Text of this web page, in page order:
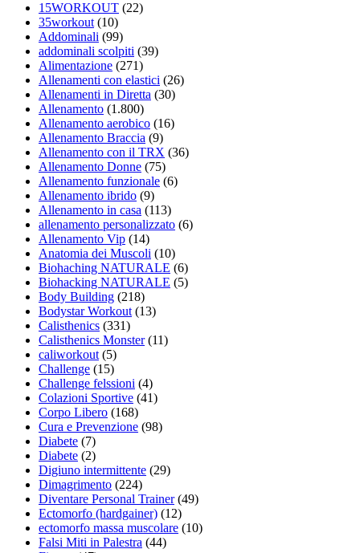
15WORKOUT (22)
35workout (10)
Addominali (99)
addominali scolpiti (39)
Alimentazione (271)
Allenamenti con elastici (26)
Allenamenti in Diretta (30)
Allenamento (1.800)
Allenamento aerobico (16)
Allenamento Braccia (9)
Allenamento con il TRX (36)
Allenamento Donne (75)
Allenamento funzionale (6)
Allenamento ibrido (9)
Allenamento in casa (113)
allenamento personalizzato (6)
Allenamento Vip (14)
Anatomia dei Muscoli (10)
Biohaching NATURALE (6)
Biohacking NATURALE (5)
Body Building (218)
Bodystar Workout (13)
Calisthenics (331)
Calisthenics Monster(11)
caliworkout (5)
Challenge (15)
Challenge felssioni (4)
Colazioni Sportive (41)
Corpo Libero (168)
Cura e Prevenzione (98)
Diabete (7)
Diabete (2)
Digiuno intermittente (29)
Dimagrimento (224)
Diventare Personal Trainer(49)
Ectomorfo (hardgainer) (12)
ectomorfo massa muscolare (10)
Falsi Miti in Palestra (44)